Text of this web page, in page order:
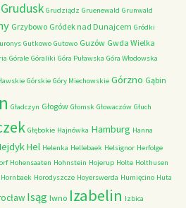
Grudusk Grudziądz Gruenewald Grunwald
Grzybowo Gródek nad Dunajcem Gródki
Gutkowo Gutowo Guzów Gwda Wielka
Górale Góraliki Góra Puławska Góra Włodowska
Górskie Góry Miechowskie Górzno Gąbin
Gładczyn Głogów Głomsk Głowaczów Głuch
Głębokie Hajnówka Hamburg Hanna
Hel Helenka Hellebaek Helsignor Herfolge
Hohensaaten Hohnstein Hojerup Holte Holthusen
Hornbaek Horodyszcze Hoyerswerda Humięcino Huta
Isąg Iwno Izabelin Izbica